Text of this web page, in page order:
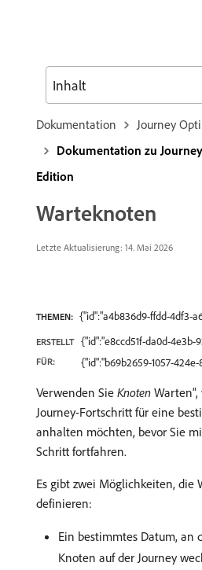
Dokumentation
Journey
Dokumentation zu
Edition
Warteknoten
Letzte Aktualisierung: 14. Mai 2026
THEMEN: {"id":"a4b836d9-ffdd-4df3-
ERSTELLT
FÜR:
{"id":"e8ccd51f-da0d-4e3b-
{"id":"b69b2659-1057-
Verwenden Sie Knoten
Journey-Fortschritt für eine
anhalten möchten, bevor Sie
Schritt fortfahren.
Es gibt zwei Möglichkeiten, die
definieren:
Ein bestimmtes Datum, an
Knoten auf der Journey
Inhalt